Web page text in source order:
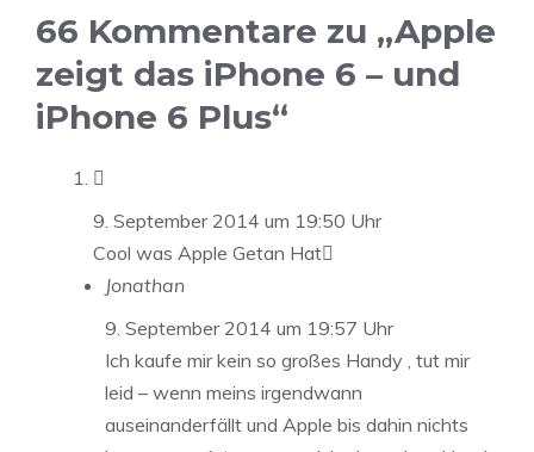
66 Kommentare zu „Apple
zeigt das iPhone 6 – und
iPhone 6 Plus“

9. September 2014 um 19:50 Uhr
Cool was Apple Getan Hat
Jonathan
9. September 2014 um 19:57 Uhr
Ich kaufe mir kein so großes Handy , tut mir
leid – wenn meins irgendwann
auseinanderfällt und Apple bis dahin nichts